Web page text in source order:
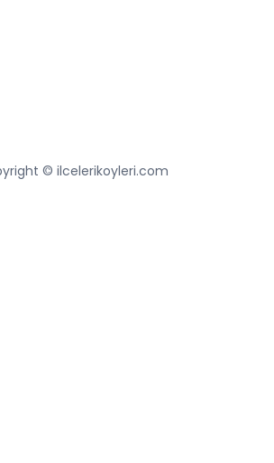
© ilcelerikoyleri.com